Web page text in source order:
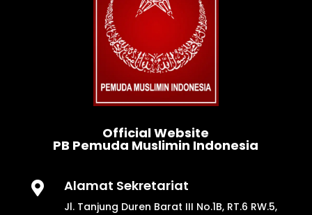
Official Website
PB Pemuda Muslimin Indonesia
 Alamat Sekretariat
Jl. Tanjung Duren Barat III No.1B, RT.6 RW.5,